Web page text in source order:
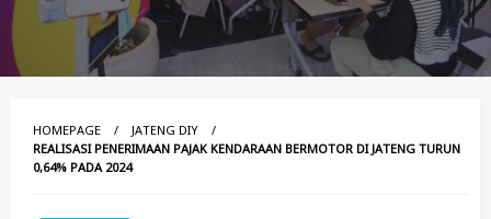
HOMEPAGE
JATENG DIY
REALISASI PENERIMAAN PAJAK KENDARAAN BERMOTOR DI JATENG TURUN
0,64% PADA 2024